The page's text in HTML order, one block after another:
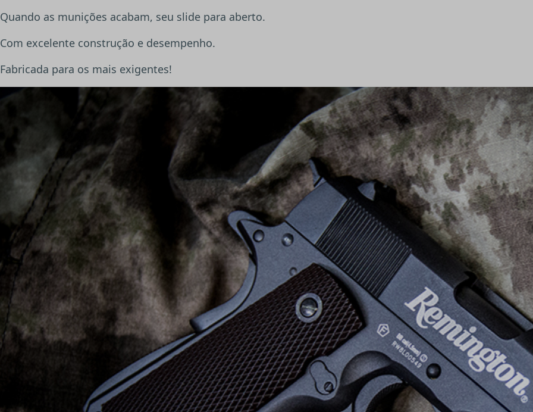
Quando as munições acabam, seu slide para aberto.
Com excelente construção e desempenho.
Fabricada para os mais exigentes!